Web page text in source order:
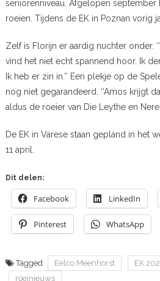
seniorenniveau. Afgelopen september
roeien. Tijdens de EK in Poznan vorig
Zelf is Florijn er aardig nuchter onder.
vind het niet echt spannend hoor. Ik
Ik heb er zin in.’’ Een plekje op de
nog niet gegarandeerd. ‘‘Amos krijgt
aldus de roeier van Die Leythe en
De EK in Varese staan gepland in het
11 april.
Dit delen:
Facebook LinkedIn
Pinterest WhatsApp
Tagged Eelco Meenhorst EK
roeinieuws